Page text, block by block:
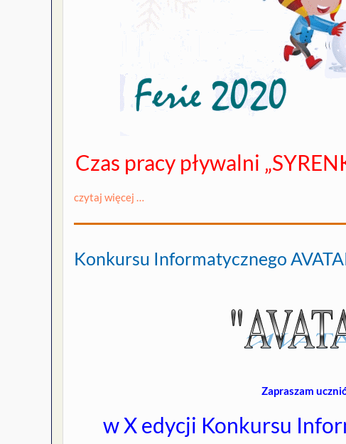
Czas pracy pływalni
czytaj więcej …
Konkursu Informatycznego
Zapraszam
w X edycji Konkursu